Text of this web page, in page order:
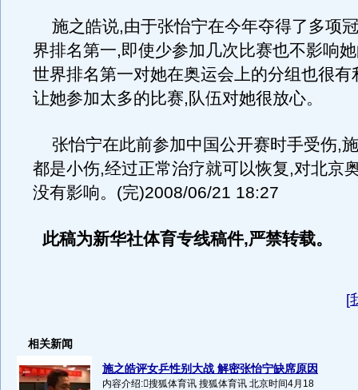
施之皓说,由于张怡宁在今年夺得了多项
界排名第一,即使少参加几次比赛也不影响
世界排名第一对她在奥运会上的分组也很有
让她参加太多的比赛,队伍对她很放心。
张怡宁在此前参加中国公开赛时手受伤,
都是小伤,经过正常治疗就可以恢复,对北京
没有影响。(完)2008/06/21 18:27
此稿为新华社体育专线稿件,严禁转载。
[
相关新闻
施之皓评女乒性别大战 解密张怡宁缺席原因
内容介绍:搜狐体育讯 搜狐体育讯 北京时间4月18